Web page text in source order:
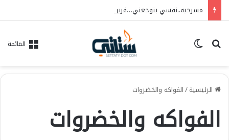
القائمة بحث عن
الرئيسية/الفواكه والخضروات
الفواكه والخضروات